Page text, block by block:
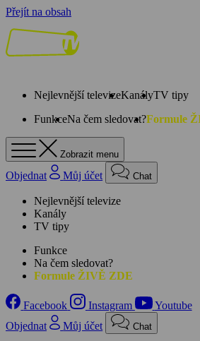
Přejít na obsah
Nejlevnější televizeKanályTV tipy
FunkceNa čem sledovat?Formule
Zobrazit menu
Objednat Můj účet Chat
Nejlevnější televize
Kanály
TV tipy
Funkce
Na čem sledovat?
Formule ŽIVĚ ZDE
Facebook Instagram
Youtube
Objednat
Můj účet Chat